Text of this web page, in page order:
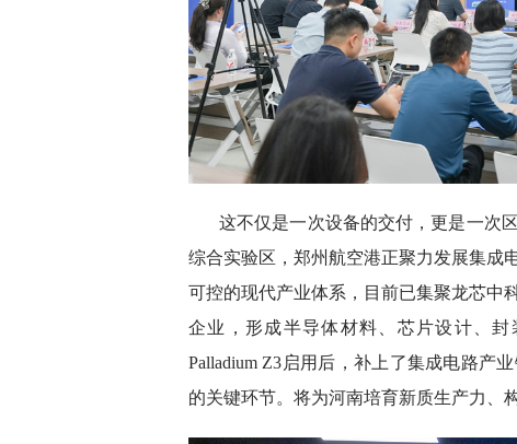
这不仅是一次设备的交付，更是一次
综合实验区，郑州航空港正聚力发展集成
可控的现代产业体系，目前已集聚龙芯中
企业，形成半导体材料、芯片设计、封
Palladium Z3启用后，补上了集成电路产
的关键环节。将为河南培育新质生产力、